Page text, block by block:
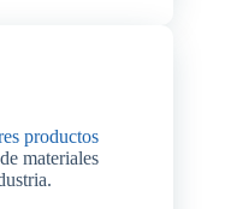
productos
materiales